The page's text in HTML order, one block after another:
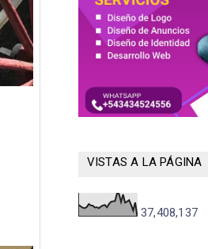
VISTAS A LA PÁGINA
37,408,137